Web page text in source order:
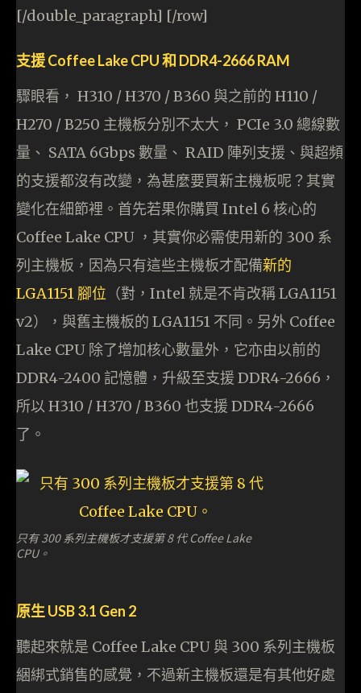
[/double_paragraph] [/row]
支援 Coffee Lake CPU 和 DDR4-2666 RAM
驟眼看， H310 / H370 / B360 與之前的 H110 /
H270 / B250 主機板分別不太大， PCIe 3.0 總線數
量、 SATA 6Gbps 數量、 RAID 陣列支援、與超頻
的支援都沒有改變，為甚麼要買新主機板呢？其實
變化在細節裡。首先若果你購買 Intel 6 核心的
Coffee Lake CPU ，其實你必需使用新的 300 系
列主機板，因為只有這些主機板才配備新的
LGA1151 腳位 （對，Intel 就是不肯改稱 LGA1151
v2），與舊主機板的 LGA1151 不同。另外 Coffee
Lake CPU 除了增加核心數量外，它亦由以前的
DDR4-2400 記憶體，升級至支援 DDR4-2666，
所以 H310 / H370 / B360 也支援 DDR4-2666
了。
只有 300 系列主機板才支援第 8 代 Coffee Lake
CPU。
原生 USB 3.1 Gen 2
聽起來就是 Coffee Lake CPU 與 300 系列主機板
綑綁式銷售的感覺，不過新主機板還是有其他好處